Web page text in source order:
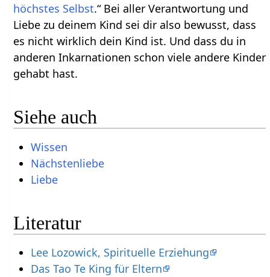
höchstes Selbst.“ Bei aller Verantwortung und
Liebe zu deinem Kind sei dir also bewusst, dass
es nicht wirklich dein Kind ist. Und dass du in
anderen Inkarnationen schon viele andere Kinder
gehabt hast.
Siehe auch
Wissen
Nächstenliebe
Liebe
Literatur
Lee Lozowick, Spirituelle Erziehung
Das Tao Te King für Eltern